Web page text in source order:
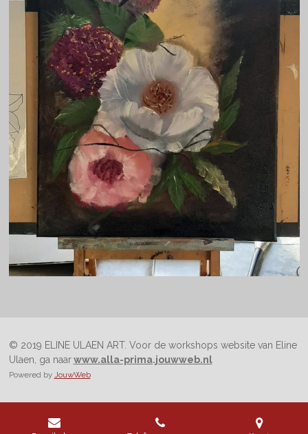
© 2019 ELINE ULAEN ART. Voor de workshops website van Eline
Ulaen, ga naar www.alla-prima.jouwweb.nl
Powered by JouwWeb